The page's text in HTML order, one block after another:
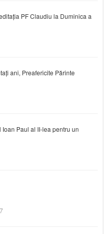
PF Claudiu la Duminica a
ani, Preafericite Părinte
Paul al II-lea pentru un